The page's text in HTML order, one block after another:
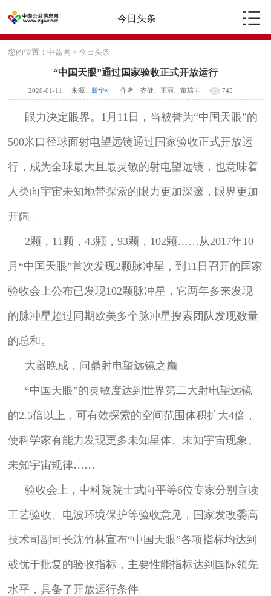
今日头条
您的位置：中益网 >今日头条
“中国天眼”通过国家验收正式开放运行
2020-01-11 来源： 新华社 作者：齐健、王丽、董瑞丰 745
眼力决定眼界。1月11日，当被誉为“中国天眼”的
500米口径球面射电望远镜通过国家验收正式开放运
行，成为全球最大且最灵敏的射电望远镜，也意味着
人类向宇宙未知地带探索的眼力更加深邃，眼界更加
开阔。
2颗，11颗，43颗，93颗，102颗……从2017年10
月“中国天眼”首次发现2颗脉冲星，到11日召开的国家
验收会上公布已发现102颗脉冲星，它两年多来发现
的脉冲星超过同期欧美多个脉冲星搜索团队发现数量
的总和。
大器晚成，问鼎射电望远镜之巅
“中国天眼”的灵敏度达到世界第二大射电望远镜
的2.5倍以上，可有效探索的空间范围体积扩大4倍，
使科学家有能力发现更多未知星体、未知宇宙现象、
未知宇宙规律……
验收会上，中科院院士武向平等6位专家分别宣读
工艺验收、电波环境保护等验收意见，国家发改委高
技术司副司长沈竹林宣布“中国天眼”各项指标均达到
或优于批复的验收指标，主要性能指标达到国际领先
水平，具备了开放运行条件。